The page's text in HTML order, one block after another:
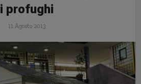
i profughi
11 Agosto 2013